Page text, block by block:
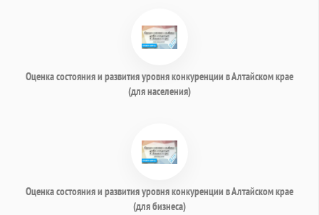
Оценка состояния и развития уровня конкуренции в Алтайском крае
(для населения)
Оценка состояния и развития уровня конкуренции в Алтайском крае
(для бизнеса)